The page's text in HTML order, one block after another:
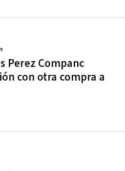
Perez Companc
con otra compra a